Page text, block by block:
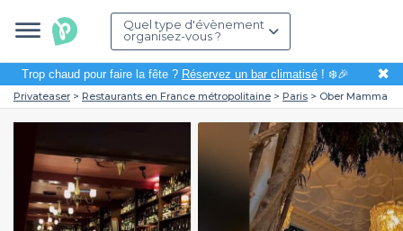
Quel type d'évènement
organisez-vous ?
Trop chaud pour faire la fête ? Réservez un bar climatisé! ❄️🎉 ✖
Privateaser Restaurants en France métropolitaine Paris Ober Mamma